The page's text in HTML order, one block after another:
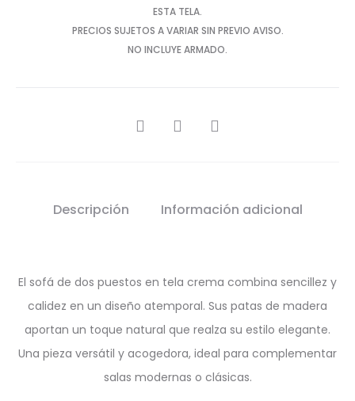
ESTA TELA.
PRECIOS SUJETOS A VARIAR SIN PREVIO AVISO.
NO INCLUYE ARMADO.
SHARE
Descripción Información adicional
El sofá de dos puestos en tela crema combina sencillez y
calidez en un diseño atemporal. Sus patas de madera
aportan un toque natural que realza su estilo elegante.
Una pieza versátil y acogedora, ideal para complementar
salas modernas o clásicas.